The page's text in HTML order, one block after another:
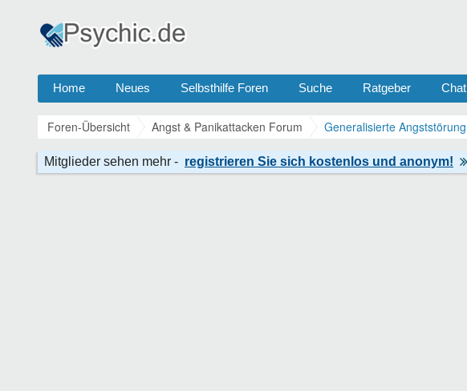
Home Neues Selbsthilfe Foren Suche Ratgeber Chat
Foren-Übersicht Angst & Panikattacken Forum Generalisierte Angststörung